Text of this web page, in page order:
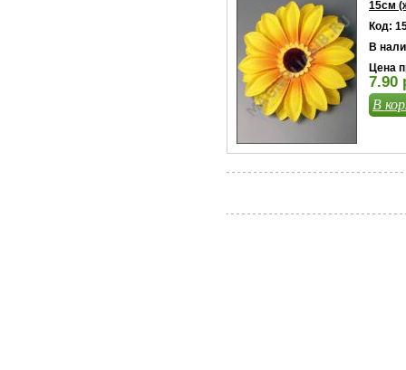
15см
Код:
В
Цена
7.90
В